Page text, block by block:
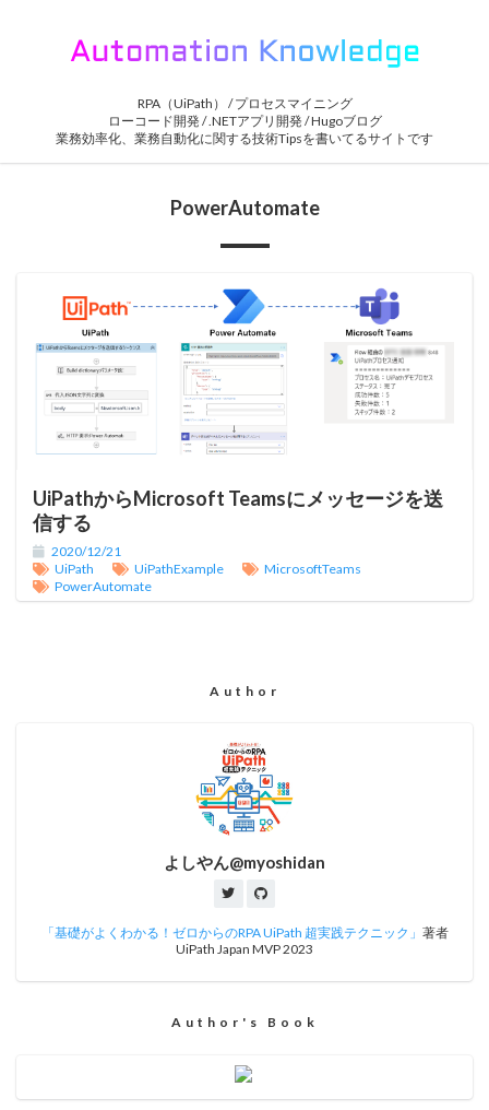
RPA（UiPath） / プロセスマイニング
ローコード開発 / .NETアプリ開発 / Hugoブログ
業務効率化、業務自動化に関する技術Tipsを書いてるサイトです
PowerAutomate
UiPathからMicrosoft Teamsにメッセージを送
信する
2020/12/21
UiPath
UiPathExample
MicrosoftTeams
PowerAutomate
Author
よしやん@myoshidan
「基礎がよくわかる！ゼロからのRPA UiPath 超実践テクニック」 著者
UiPath Japan MVP 2023
Author's Book